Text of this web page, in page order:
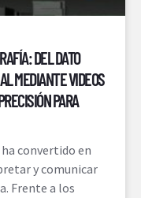
DEL DATO
MEDIANTE VIDEOS
PARA
convertido en
y comunicar
Frente a los